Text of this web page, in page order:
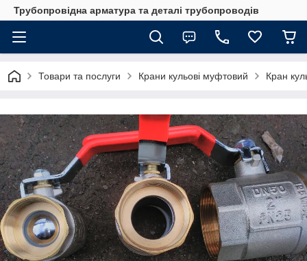
Трубопровідна арматура та деталі трубопроводів
Товари та послуги Крани кульові муфтовий Кран